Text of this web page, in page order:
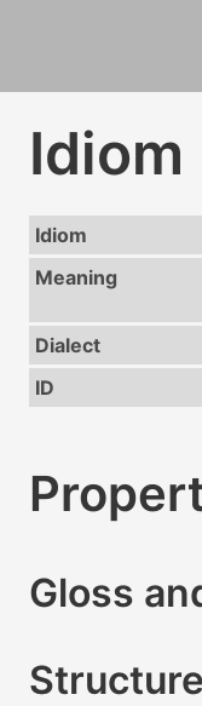
Idiom
Idiom
Meaning
Dialect
ID
Gloss
Structure